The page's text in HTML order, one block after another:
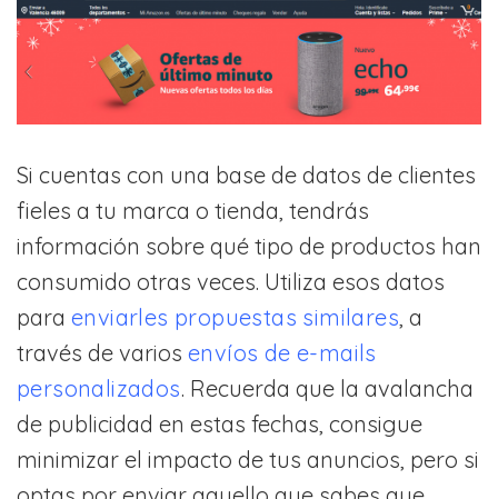
Si cuentas con una base de datos de clientes
fieles a tu marca o tienda, tendrás
información sobre qué tipo de productos han
consumido otras veces. Utiliza esos datos
para enviarles propuestas similares, a
través de varios envíos de e-mails
personalizados. Recuerda que la avalancha
de publicidad en estas fechas, consigue
minimizar el impacto de tus anuncios, pero si